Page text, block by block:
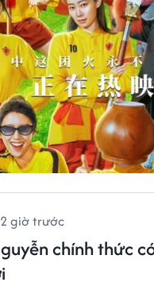
2 giờ trước
chính thức